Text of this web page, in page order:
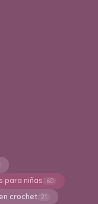
para niñas 60
crochet 21